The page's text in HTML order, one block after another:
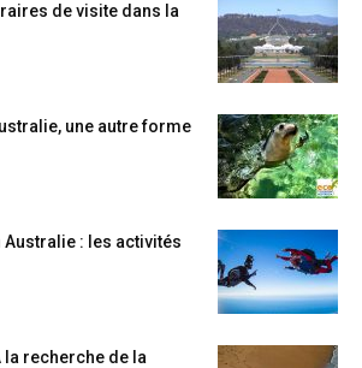
de visite dans la
une autre forme
: les activités
la recherche de la